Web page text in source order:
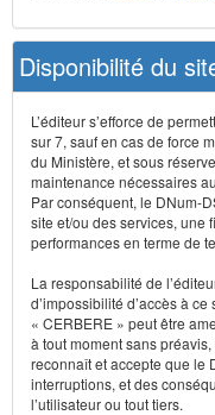
Disponibilité du
L’éditeur s’efforce de
sur 7, sauf en cas de force
du Ministère, et sous
maintenance nécessaires
Par conséquent, le DNum-
site et/ou des services, une
performances en terme de
La responsabilité de
d’impossibilité d’accès à
« CERBERE » peut être
à tout moment sans
reconnaît et accepte que le
interruptions, et des
l’utilisateur ou tout tiers.